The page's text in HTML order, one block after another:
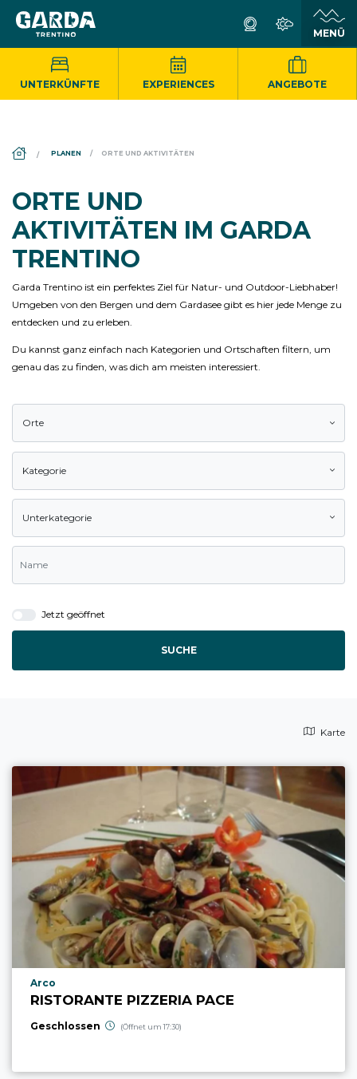
UNTERKÜNFTE EXPERIENCES ANGEBOTE
DS_BREADCRUMB.HOME
PLANEN ORTE UND AKTIVITÄTEN
ORTE UND
AKTIVITÄTEN IM GARDA
TRENTINO
Garda Trentino ist ein perfektes Ziel für Natur- und Outdoor-Liebhaber!
Umgeben von den Bergen und dem Gardasee gibt es hier jede Menge zu
entdecken und zu erleben.
Du kannst ganz einfach nach Kategorien und Ortschaften filtern, um
genau das zu finden, was dich am meisten interessiert.
Orte
Kategorie
Unterkategorie
Jetzt geöffnet
SUCHE
Karte
aria.poi_location_prefix
Arco
RISTORANTE PIZZERIA PACE
Geschlossen (Öffnet um 17:30)